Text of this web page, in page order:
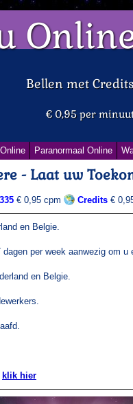
Bellen met
€ 0,95 per
Paranormaal Online
- Laat uw
€ 0,95 cpm Credits €
en Belgie.
per week aanwezig om u
en Belgie.
klik hier